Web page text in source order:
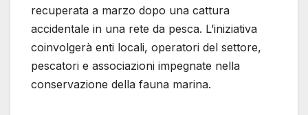
recuperata a marzo dopo una cattura
accidentale in una rete da pesca. L’iniziativa
coinvolgerà enti locali, operatori del settore,
pescatori e associazioni impegnate nella
conservazione della fauna marina.